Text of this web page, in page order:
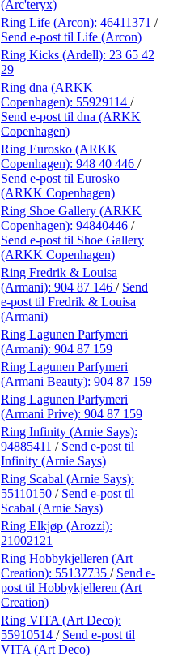
(Arc'teryx)
Ring Life (Arcon): 46411371 /
Send e-post til Life (Arcon)
Ring Kicks (Ardell): 23 65 42
29
Ring dna (ARKK
Copenhagen): 55929114 /
Send e-post til dna (ARKK
Copenhagen)
Ring Eurosko (ARKK
Copenhagen): 948 40 446 /
Send e-post til Eurosko
(ARKK Copenhagen)
Ring Shoe Gallery (ARKK
Copenhagen): 94840446 /
Send e-post til Shoe Gallery
(ARKK Copenhagen)
Ring Fredrik & Louisa
(Armani): 904 87 146 / Send
e-post til Fredrik & Louisa
(Armani)
Ring Lagunen Parfymeri
(Armani): 904 87 159
Ring Lagunen Parfymeri
(Armani Beauty): 904 87 159
Ring Lagunen Parfymeri
(Armani Prive): 904 87 159
Ring Infinity (Arnie Says):
94885411 / Send e-post til
Infinity (Arnie Says)
Ring Scabal (Arnie Says):
55110150 / Send e-post til
Scabal (Arnie Says)
Ring Elkjøp (Arozzi):
21002121
Ring Hobbykjelleren (Art
Creation): 55137735 / Send e-
post til Hobbykjelleren (Art
Creation)
Ring VITA (Art Deco):
55910514 / Send e-post til
VITA (Art Deco)